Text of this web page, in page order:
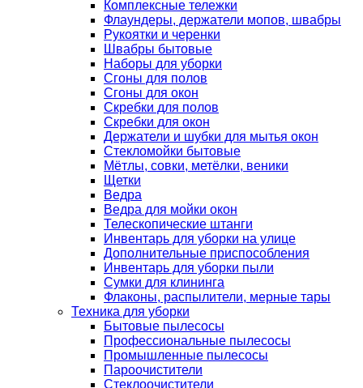
Комплексные тележки
Флаундеры, держатели мопов, швабры
Рукоятки и черенки
Швабры бытовые
Наборы для уборки
Сгоны для полов
Сгоны для окон
Скребки для полов
Скребки для окон
Держатели и шубки для мытья окон
Стекломойки бытовые
Мётлы, совки, метёлки, веники
Щетки
Ведра
Ведра для мойки окон
Телескопические штанги
Инвентарь для уборки на улице
Дополнительные приспособления
Инвентарь для уборки пыли
Сумки для клининга
Флаконы, распылители, мерные тары
Техника для уборки
Бытовые пылесосы
Профессиональные пылесосы
Промышленные пылесосы
Пароочистители
Стеклоочистители